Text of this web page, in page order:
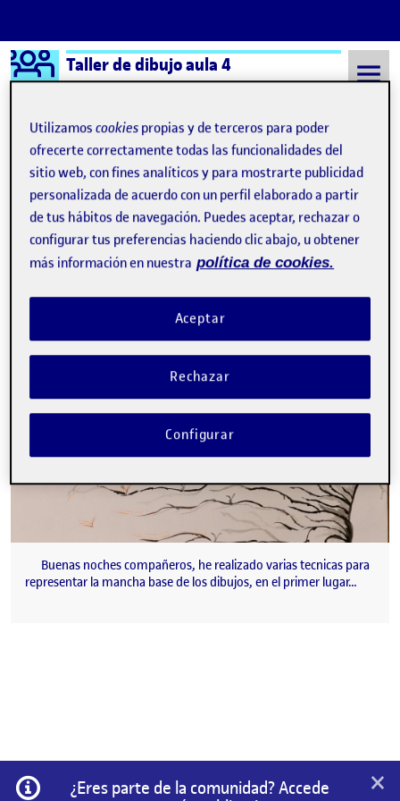
Saltar al contenido
Logo Ágora
Taller de dibujo aula 4
Semestre 20222 - Aula 4 IMAGINACION
IMAGINACION
Publicado por
Maria Paula González Pinzón
Fecha de publicación1 junio, 2023 11:12 pm
2 comentarios
Buenas noches compañeros, he realizado varias tecnicas para
representar la mancha base de los dibujos, en el primer lugar…
Información
¿Eres parte de la comunidad? Accede
×
Utilizamoscookies propias y de terceros para poder
ofrecerte correctamente todas las funcionalidades del
sitio web, con fines analíticos y para mostrarte publicidad
personalizada de acuerdo con un perfil elaborado a partir
de tus hábitos de navegación. Puedes aceptar, rechazar o
configurar tus preferencias haciendo clic abajo, u obtener
más información en nuestra política de cookies.
Rechazar
Aceptar
Configurar